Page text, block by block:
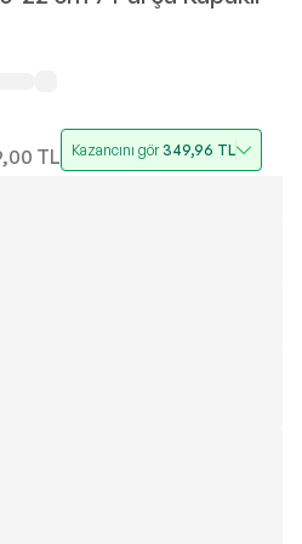
TL Kazancını gör349,96 TL